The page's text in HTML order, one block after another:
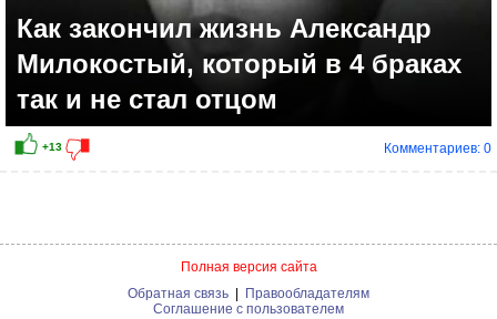
Как закончил жизнь Александр
Милокостый, который в 4 браках
так и не стал отцом
Комментариев: 0
Полная версия сайта
Обратная связь
Правообладателям
Соглашение с пользователем